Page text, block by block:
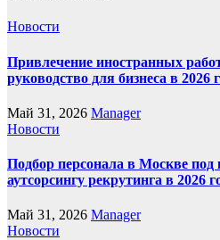
Новости
Привлечение иностранных
руководство для бизнеса в 2026
Май 31, 2026 Manager
Новости
Подбор персонала в Москве
аутсорсингу рекрутинга в 2026
Май 31, 2026 Manager
Новости